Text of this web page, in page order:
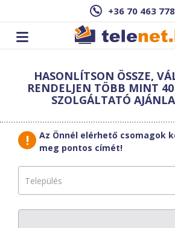
+36 70 463
Ez a csomag sajnos nem elérhető az Ön
címén.Megnézem másik címen!
vissza a szolgáltatásokhoz
HASONLÍTSON ÖSSZE,
RENDELJEN TÖBB MINT
SZOLGÁLTATÓ
Az Önnél elérhető csomagok
meg pontos címét!